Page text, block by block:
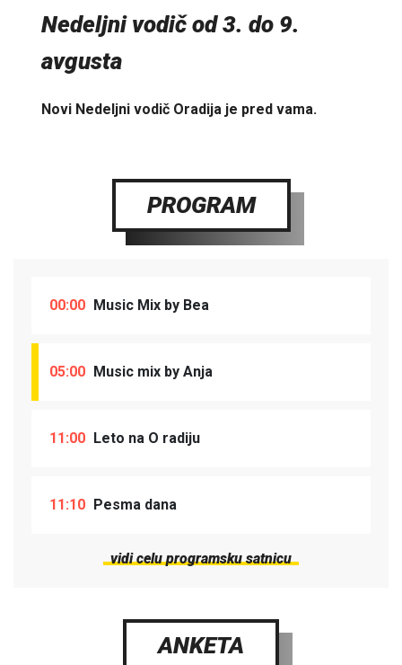
Nedeljni vodič od 3. do 9.
avgusta
Novi Nedeljni vodič Oradija je pred vama.
PROGRAM
00:00 Music Mix by Bea
05:00 Music mix by Anja
11:00 Leto na O radiju
11:10 Pesma dana
vidi celu programsku satnicu
ANKETA